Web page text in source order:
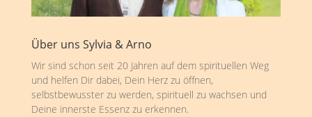
Über uns Sylvia & Arno
Wir sind schon seit 20 Jahren auf dem spirituellen Weg
und helfen Dir dabei, Dein Herz zu öffnen,
selbstbewusster zu werden, spirituell zu wachsen und
Deine innerste Essenz zu erkennen.